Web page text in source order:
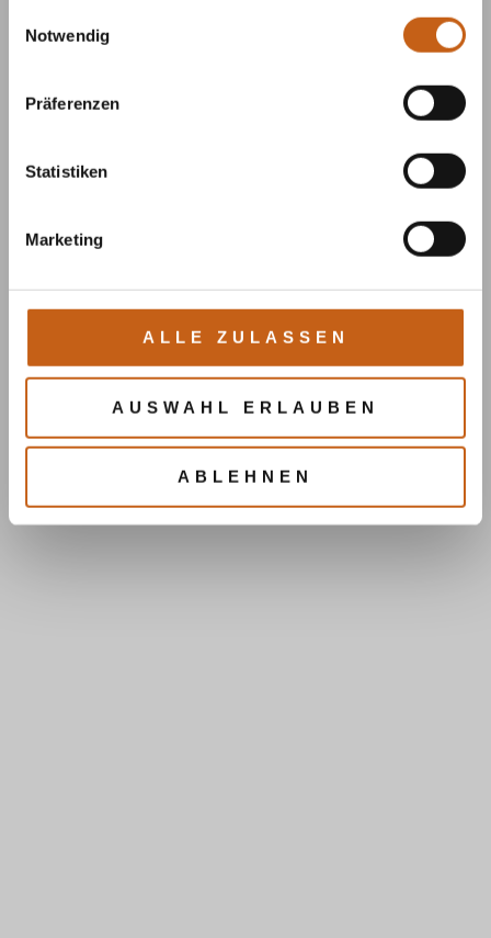
Notwendig
Präferenzen
Statistiken
Marketing
ALLE ZULASSEN
AUSWAHL ERLAUBEN
ABLEHNEN